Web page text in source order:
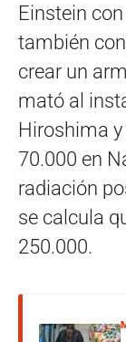
Einstein
también
crear un
mató al
Hiroshima
70.000 en
radiación
se calcula
250.000.